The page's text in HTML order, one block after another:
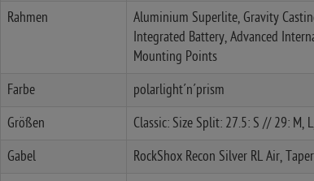
Rahmen
Aluminium Superlite, Gravity
Integrated Battery, Advanced
Mounting Points
Farbe polarlight´n´prism
Größen Classic: Size Split: 27.5: S // 29: M,
Gabel RockShox Recon Silver RL Air,